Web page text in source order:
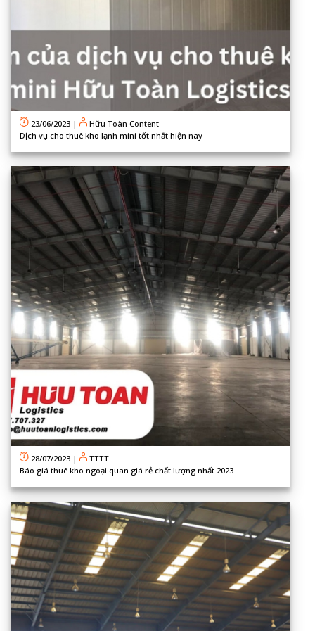
23/06/2023 |
Hữu Toàn Content
Dịch vụ cho thuê kho lạnh mini tốt nhất hiện nay
28/07/2023 |
TTTT
Báo giá thuê kho ngoại quan giá rẻ chất lượng nhất 2023